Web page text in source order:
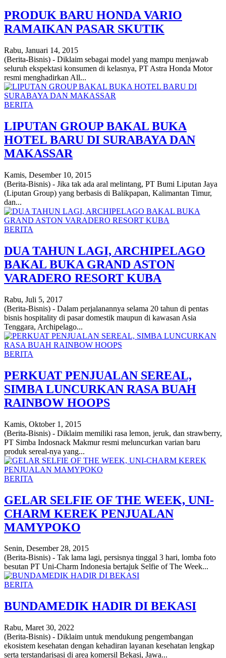
PRODUK BARU HONDA VARIO
RAMAIKAN PASAR SKUTIK
Rabu, Januari 14, 2015
(Berita-Bisnis) - Diklaim sebagai model yang mampu menjawab
seluruh ekspektasi konsumen di kelasnya, PT Astra Honda Motor
resmi menghadirkan All...
BERITA
LIPUTAN GROUP BAKAL BUKA
HOTEL BARU DI SURABAYA DAN
MAKASSAR
Kamis, Desember 10, 2015
(Berita-Bisnis) - Jika tak ada aral melintang, PT Bumi Liputan Jaya
(Liputan Group) yang berbasis di Balikpapan, Kalimantan Timur,
dan...
BERITA
DUA TAHUN LAGI, ARCHIPELAGO
BAKAL BUKA GRAND ASTON
VARADERO RESORT KUBA
Rabu, Juli 5, 2017
(Berita-Bisnis) - Dalam perjalanannya selama 20 tahun di pentas
bisnis hospitality di pasar domestik maupun di kawasan Asia
Tenggara, Archipelago...
BERITA
PERKUAT PENJUALAN SEREAL,
SIMBA LUNCURKAN RASA BUAH
RAINBOW HOOPS
Kamis, Oktober 1, 2015
(Berita-Bisnis) - Diklaim memiliki rasa lemon, jeruk, dan strawberry,
PT Simba Indosnack Makmur resmi meluncurkan varian baru
produk sereal-nya yang...
BERITA
GELAR SELFIE OF THE WEEK, UNI-
CHARM KEREK PENJUALAN
MAMYPOKO
Senin, Desember 28, 2015
(Berita-Bisnis) - Tak lama lagi, persisnya tinggal 3 hari, lomba foto
besutan PT Uni-Charm Indonesia bertajuk Selfie of The Week...
BERITA
BUNDAMEDIK HADIR DI BEKASI
Rabu, Maret 30, 2022
(Berita-Bisnis) - Diklaim untuk mendukung pengembangan
ekosistem kesehatan dengan kehadiran layanan kesehatan lengkap
serta terstandarisasi di area komersil Bekasi, Jawa...